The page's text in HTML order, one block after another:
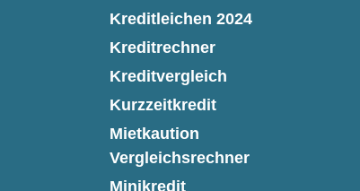
Kreditleichen 2024
Kreditrechner
Kreditvergleich
Kurzzeitkredit
Mietkaution
Vergleichsrechner
Minikredit